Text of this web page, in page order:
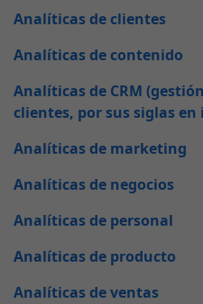
Analíticas de clientes
Analíticas de contenido
Analíticas de CRM
clientes, por sus siglas en
Analíticas de marketing
Analíticas de negocios
Analíticas de personal
Analíticas de producto
Analíticas de ventas